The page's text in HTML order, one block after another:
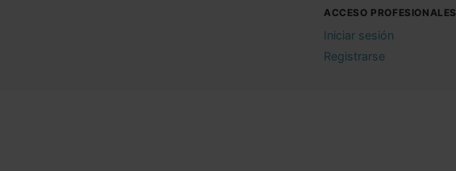
ACCESO PROFESIONALES
Iniciar sesión
Registrarse